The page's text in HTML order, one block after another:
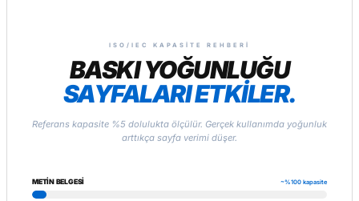
ISO/IEC KAPASITE REHBERI
BASKI YOĞUNLUĞU
SAYFALARI ETKİLER.
Referans kapasite %5 dolulukta ölçülür. Gerçek kullanımda yoğunluk
arttıkça sayfa verimi düşer.
METIN BELGESI ~%100 kapasite